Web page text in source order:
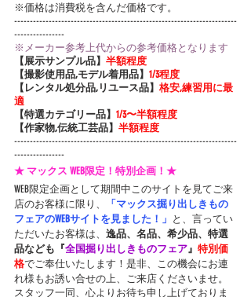
※価格は消費税を含んだ価格です。
-----------------------------------------------------------------------
----------------
※メーカー参考上代からの参考価格となります
【展示サンプル品】 半額程度
【撮影使用品,モデル着用品】 1/3程度
【レンタル処分品,リユース品】 格安,練習用に最
適
【特選カテゴリー品】 1/3〜半額程度
【作家物,伝統工芸品】 半額程度
-----------------------------------------------------------------------
----------------
★ マックス WEB限定！特別企画！★
WEB限定企画として期間中このサイトを見てご来
店のお客様に限り、
「マックス掘り出しきもの
フェアのWEBサイトを見ました！」 と、言ってい
ただいたお客様は、 逸品、名品、希少品、特選
品なども『全国掘り出しきものフェア 』 特別価
格でご奉仕いたします！是非、この機会にお連
れ様もお誘い合せの上、ご来店くださいませ。
スタッフ一同、心よりお待ち申し上げておりま